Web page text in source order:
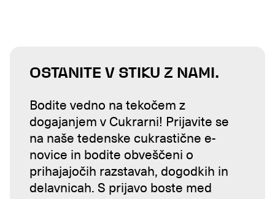
OSTANITE V STIKU Z NAMI.
Bodite vedno na tekočem z
dogajanjem v Cukrarni! Prijavite se
na naše tedenske cukrastične e-
novice in bodite obveščeni o
prihajajočih razstavah, dogodkih in
delavnicah. S prijavo boste med